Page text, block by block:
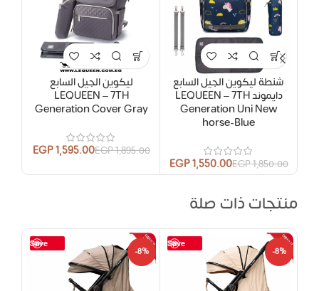
شنطة ليكوين الجيل السابع
دايموند LEQUEEN – 7TH
Generation Uni New
horse-Blue
1,850.00
EGP
1,550.00
EGP
ليكوين الجيل السابع
LEQUEEN – 7TH
Generation Cover Gray
1,895.00
EGP
1,595.00
EGP
منتجات ذات صلة
Save
-8%
Save
-8%